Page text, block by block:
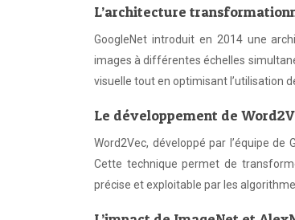
L’architecture
GoogleNet introduit en 2014 une
images à différentes échelles
visuelle tout en optimisant l’utilisation
Le développement de
Word2Vec, développé par l’équipe
Cette technique permet de
précise et exploitable par les